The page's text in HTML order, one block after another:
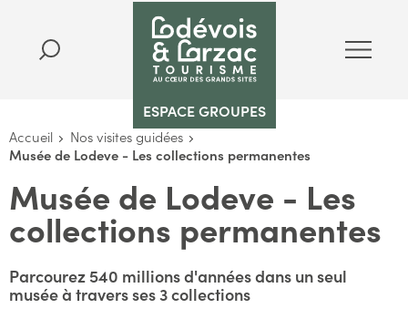
ESPACE GROUPES
Accueil
Nos visites guidées
Musée de Lodeve - Les collections permanentes
Musée de Lodeve - Les
collections permanentes
Parcourez 540 millions d'années dans un seul
musée à travers ses 3 collections